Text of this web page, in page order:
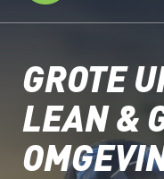
GROTE
LEAN &